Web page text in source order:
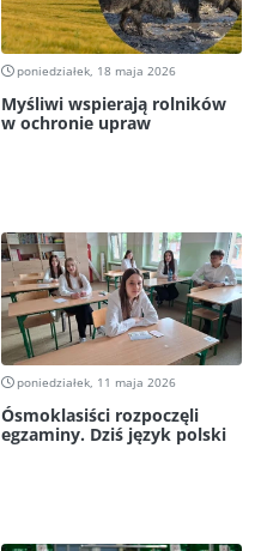
poniedziałek, 18 maja 2026
Myśliwi wspierają rolników
w ochronie upraw
poniedziałek, 11 maja 2026
Ósmoklasiści rozpoczęli
egzaminy. Dziś język polski